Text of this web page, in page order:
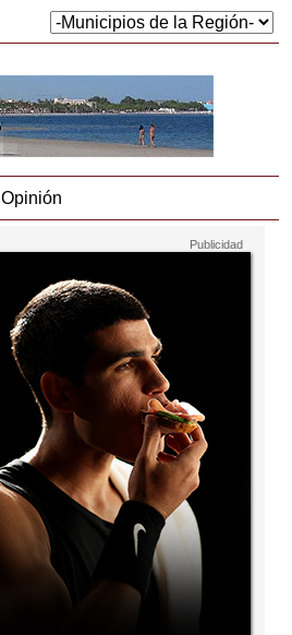
Opinión